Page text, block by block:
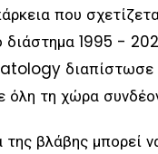
που
1995 -
όλη τη χώρα
βλάβης μπορεί